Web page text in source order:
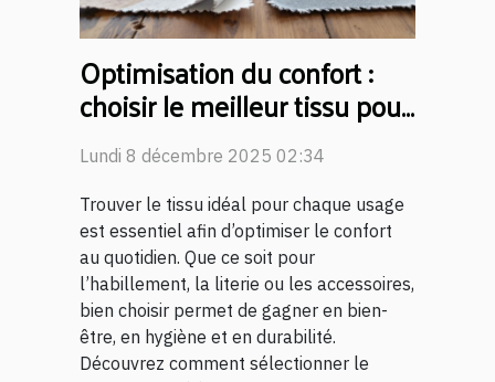
Optimisation du confort :
choisir le meilleur tissu pour
chaque usage
Lundi 8 décembre 2025 02:34
Trouver le tissu idéal pour chaque usage
est essentiel afin d’optimiser le confort
au quotidien. Que ce soit pour
l’habillement, la literie ou les accessoires,
bien choisir permet de gagner en bien-
être, en hygiène et en durabilité.
Découvrez comment sélectionner le